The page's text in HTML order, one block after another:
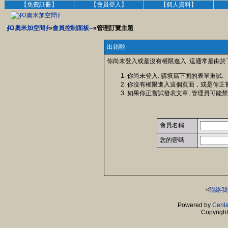
【免費註冊】 【會員登入】 【個人資料】
∮Ω奧米加空間∮»會員控制面板--»管理訂覽主題
出錯啦
你尚未登入或是沒有權限進入. 這通常是由於
你尚未登入. 請填寫下面的表單重試.
你沒有權限進入這個頁面，或是你
如果你正嘗試發表文章, 管理員可能
會員名稱
您的密碼
<聯絡
Powered by